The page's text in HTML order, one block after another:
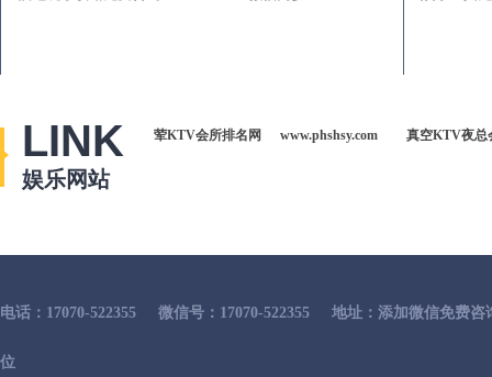
LINK
娱乐网站
荤KTV会所排名网 www.phshsy.com 真空KTV夜总
电话：17070-522355 微信号：17070-522355 地址：添加微信免费咨
位